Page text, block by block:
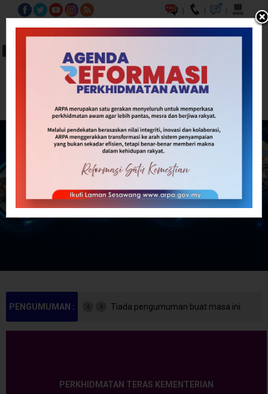
| | |
A- A A+ BM EN
PENGUMUMAN : Tiada pengumuman buat masa ini.
PERKHIDMATAN TERAS KEMENTERIAN